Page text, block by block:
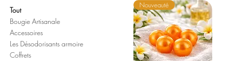
Tout
Bougie Artisanale
Accessoires
Les Désodorisants armoire
Coffrets
Nouveauté